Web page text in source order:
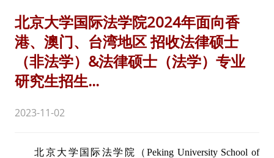
北京大学国际法学院2024年面向香
港、澳门、台湾地区 招收法律硕士
（非法学）&法律硕士（法学）专业
研究生招生...
2023-11-02
北京大学国际法学院（Peking University School of